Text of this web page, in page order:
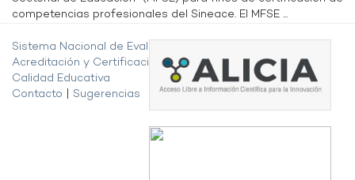
competencias profesionales del Sineace. El MFSE ...
Sistema Nacional de Evaluación,
Acreditación y Certificación de la
Calidad Educativa
Contacto
Sugerencias